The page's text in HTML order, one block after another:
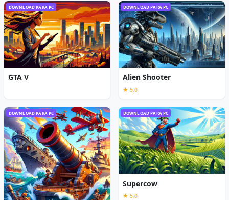
DOWNLOAD PARA PC
GTA V
DOWNLOAD PARA PC
Alien Shooter
★ 5,0
DOWNLOAD PARA PC DOWNLOAD PARA PC
Supercow
★ 5,0